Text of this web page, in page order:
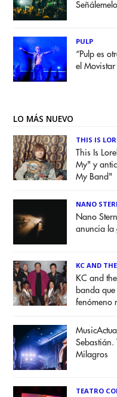
PULP
“Pulp es
el
LO MÁS NUEVO
THIS IS
This Is
My" y
My Band"
NANO
Nano
anuncia la
KC AND
KC and
banda
fenómeno
Sebastián.
Milagros
TEATRO